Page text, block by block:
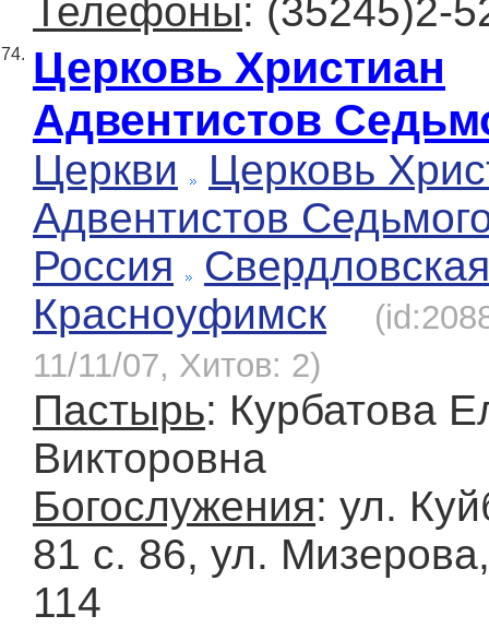
Телефоны: (35245)2-
74. Церковь Христиан
Адвентистов
Церкви
Церковь
Адвентистов
Россия
Свердловская
Красноуфимск
11/11/07, Хитов: 2)
Пастырь: Курбатова
Викторовна
Богослужения: ул.
81 с. 86, ул.
114